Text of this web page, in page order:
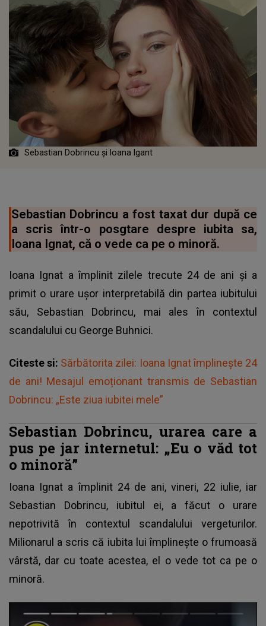
Sebastian Dobrincu și Ioana Igant
Sebastian Dobrincu a fost taxat dur după ce
a scris într-o posgtare despre iubita sa,
Ioana Ignat, că o vede ca pe o minoră.
Ioana Ignat a împlinit zilele trecute 24 de ani și a
primit o urare ușor interpretabilă din partea iubitului
său, Sebastian Dobrincu, mai ales în contextul
scandalului cu George Buhnici.
Citeste si: Sărbătorita zilei: Ioana Ignat împlinește 24
de ani! Mesajul emoționant transmis de Sebastian
Dobrincu: „Este ziua iubitei mele”
Sebastian Dobrincu, urarea care a
pus pe jar internetul: „Eu o văd tot
o minoră”
Ioana Ignat a împlinit 24 de ani, vineri, 22 iulie, iar
Sebastian Dobrincu, iubitul ei, a făcut o urare
nepotrivită în contextul scandalului vergeturilor.
Milionarul a scris că iubita lui împlinește o frumoasă
vârstă, dar cu toate acestea, el o vede tot ca pe o
minoră.